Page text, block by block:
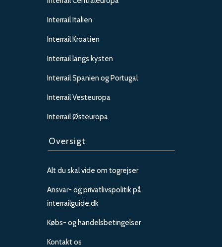
Interrail Italien
Interrail Kroatien
Interrail langs kysten
Interrail Spanien og Portugal
Interrail Vesteuropa
Interrail Østeuropa
Oversigt
Alt du skal vide om togrejser
Ansvar- og privatlivspolitik på
interrailguide.dk
Købs- og handelsbetingelser
Kontakt os